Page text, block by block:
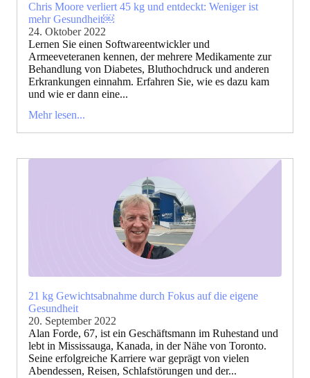
Chris Moore verliert 45 kg und entdeckt: Weniger ist
mehr Gesundheit￼
24. Oktober 2022
Lernen Sie einen Softwareentwickler und
Armeeveteranen kennen, der mehrere Medikamente zur
Behandlung von Diabetes, Bluthochdruck und anderen
Erkrankungen einnahm. Erfahren Sie, wie es dazu kam
und wie er dann eine...
Mehr lesen...
21 kg Gewichtsabnahme durch Fokus auf die eigene
Gesundheit
20. September 2022
Alan Forde, 67, ist ein Geschäftsmann im Ruhestand und
lebt in Mississauga, Kanada, in der Nähe von Toronto.
Seine erfolgreiche Karriere war geprägt von vielen
Abendessen, Reisen, Schlafstörungen und der...